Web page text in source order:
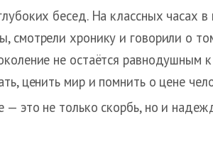
бесед. На классных часах
смотрели хронику и говорили о
не остаётся равнодушным
ценить мир и помнить о цене
это не только скорбь, но и